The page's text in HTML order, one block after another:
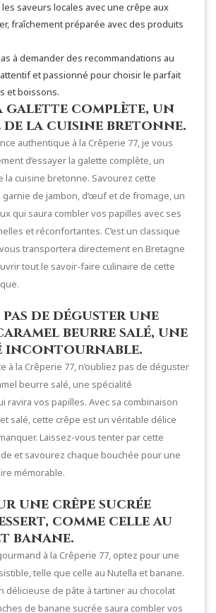
saveurs locales avec une crêpe aux
fraîchement préparée avec des produits
à demander des recommandations au
et passionné pour choisir le parfait
et boissons.
galette complète, un
de la cuisine bretonne.
authentique à la Crêperie 77, je vous
d’essayer la galette complète, un
la cuisine bretonne. Savourez cette
de jambon, d’œuf et de fromage, un
qui saura combler vos papilles avec ses
et réconfortantes. C’est un classique
transportera directement en Bretagne
tout le savoir-faire culinaire de cette
de déguster une
beurre salé, une
incontournable.
à la Crêperie 77, n’oubliez pas de déguster
beurre salé, une spécialité
ravira vos papilles. Avec sa combinaison
salé, cette crêpe est un véritable délice
Laissez-vous tenter par cette
et savourez chaque bouchée pour une
mémorable.
une crêpe sucrée
comme celle au
banane.
à la Crêperie 77, optez pour une
telle que celle au Nutella et banane.
délicieuse de pâte à tartiner au chocolat
de banane sucrée saura combler vos